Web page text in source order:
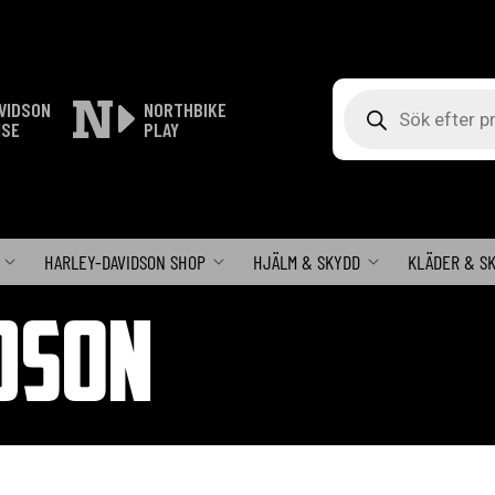
NORTHBIKE
PLAY
HARLEY-DAVIDSON SHOP HJÄLM & SKYDD KLÄDER &